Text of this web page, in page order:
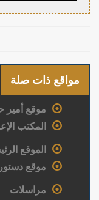
مواقع ذات صلة
موقع أمير
المكتب
الموقع
موقع دستور
مراسلات